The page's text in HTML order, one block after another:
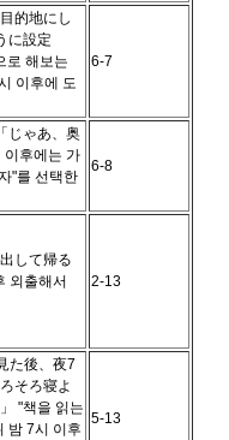
的地にし
に設定
로 해보는
이후에 도
6-7
じゃあ、奥
이후에는 가
"를 선택한
6-8
して帰る
외출해서
2-13
た後、夜7
そろ寝よ
"책을 읽는
밤 7시 이후
5-13